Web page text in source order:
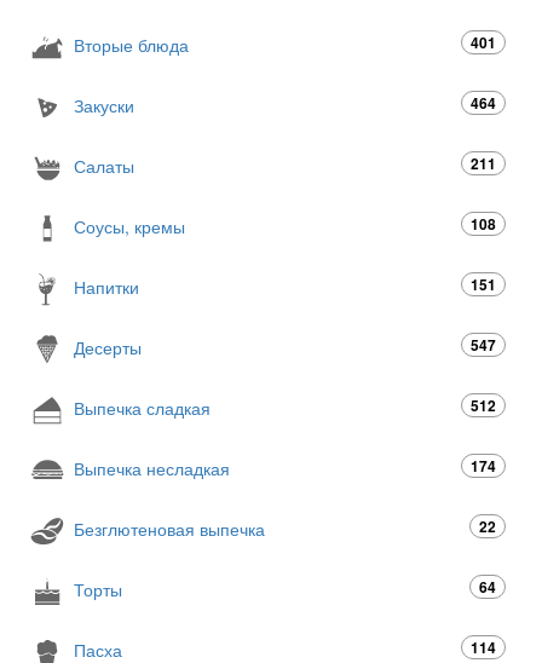
Вторые блюда 401
Закуски 464
Салаты 211
Соусы, кремы 108
Напитки 151
Десерты 547
Выпечка сладкая 512
Выпечка несладкая 174
Безглютеновая выпечка 22
Торты 64
Пасха 114